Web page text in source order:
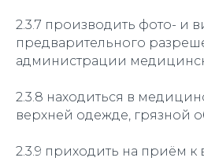
2.3.7 производить фото- и
предварительного
администрации
2.3.8 находиться в
верхней одежде, грязной
2.3.9 приходить на приём к